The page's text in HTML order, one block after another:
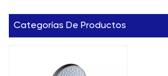
Categorías De Productos